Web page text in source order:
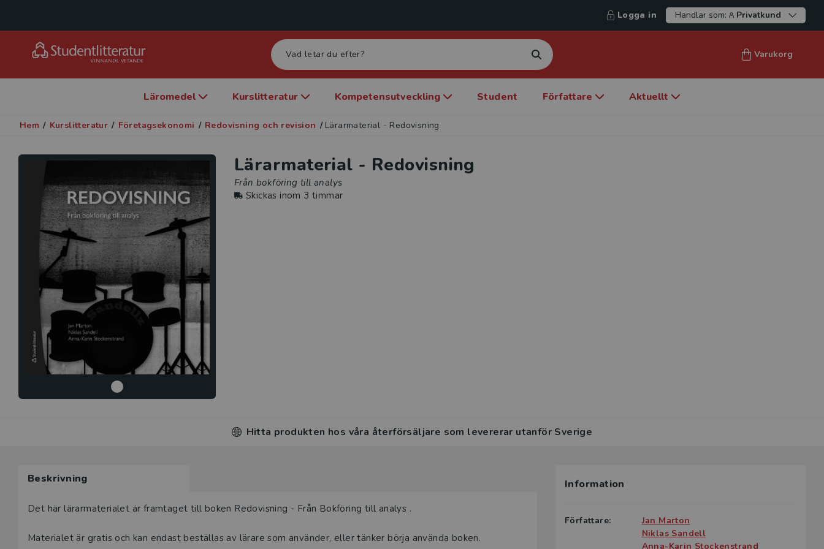
Logga in Handlar som: Privatkund
Varukorg
Läromedel Kurslitteratur Kompetensutveckling Student Författare Aktuellt
Hem / Kurslitteratur / Företagsekonomi / Redovisning och revision / Lärarmaterial - Redovisning
Lärarmaterial - Redovisning
Från bokföring till analys
Skickas inom 3 timmar
Hitta produkten hos våra återförsäljare som levererar utanför Sverige
Beskrivning
Det här lärarmaterialet är framtaget till boken Redovisning - Från Bokföring till analys .
Materialet är gratis och kan endast beställas av lärare som använder, eller tänker börja använda boken.
Information
Författare:
Jan Marton
Niklas Sandell
Anna-Karin Stockenstrand